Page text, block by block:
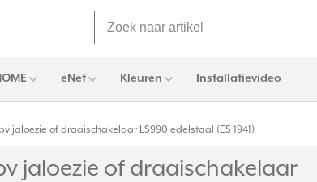
eNet Kleuren Installatievideo
jaloezie of draaischakelaar LS990 edelstaal (ES 1941)
jaloezie of draaischakelaar